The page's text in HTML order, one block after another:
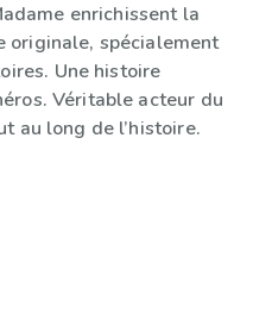
enrichissent la
originale, spécialement
Une histoire
Véritable acteur du
au long de l’histoire.